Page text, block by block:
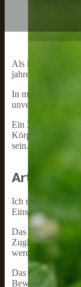
Als langjähriger
jahrelange
In meiner Freizeit
unverzichtbares
Ein Zuggeschirr
Körperbereiche
sein.
Arten von
Ich möchte dir
Einsatzbereich
Das
X-Back-
Zugkraft optimal
werden.
Das
H-Back-